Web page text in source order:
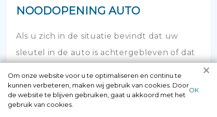
NOODOPENING AUTO
Als u zich in de situatie bevindt dat uw
sleutel in de auto is achtergebleven of dat
bel dan onze autoslotenmaker!
Om onze website voor u te optimaliseren en continu te
kunnen verbeteren, maken wij gebruik van cookies. Door
de website te blijven gebruiken, gaat u akkoord met het
gebruik van cookies.
ОК